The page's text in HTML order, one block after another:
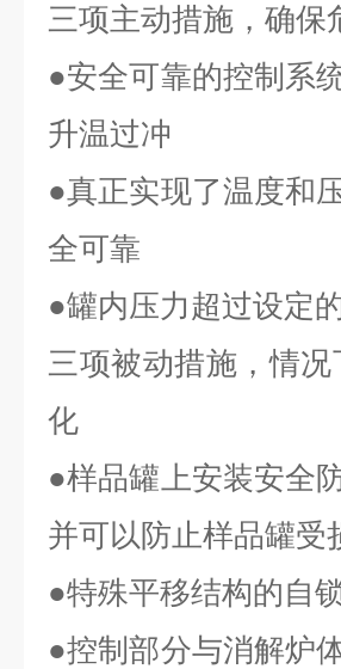
三项主动措施，确保
●安全可靠的控制系
升温过冲
●真正实现了温度和
全可靠
●罐内压力超过设定
三项被动措施，情
化
●样品罐上安装安全
并可以防止样品罐受
●特殊平移结构的自
●控制部分与消解炉